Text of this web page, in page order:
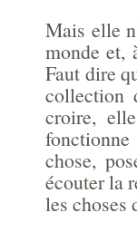
Mais elle
monde et,
Faut dire
collection
croire,
chose,
écouter la
les choses